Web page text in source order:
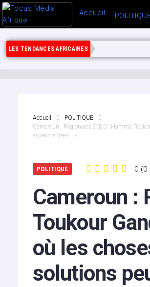
Accueil
LES TENDANCES AFRICAINES
Accueil
POLITIQUE
Cameroun : Régionales 2020 : Hamma
expérimentées… »
POLITIQUE 0 (0
Cameroun :
Toukour
où les
solutions